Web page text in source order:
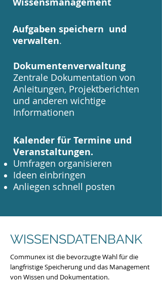
Aufgaben speichern und
verwalten.
Dokumentenverwaltung
Zentrale Dokumentation von
Anleitungen, Projektberichten
und anderen wichtige
Informationen
Kalender für Termine und
Veranstaltungen.
Umfragen organisieren
Ideen einbringen
Anliegen schnell posten
WISSENSDATENBANK
Communex ist die bevorzugte Wahl für die
langfristige Speicherung und das Management
von Wissen und Dokumentation.